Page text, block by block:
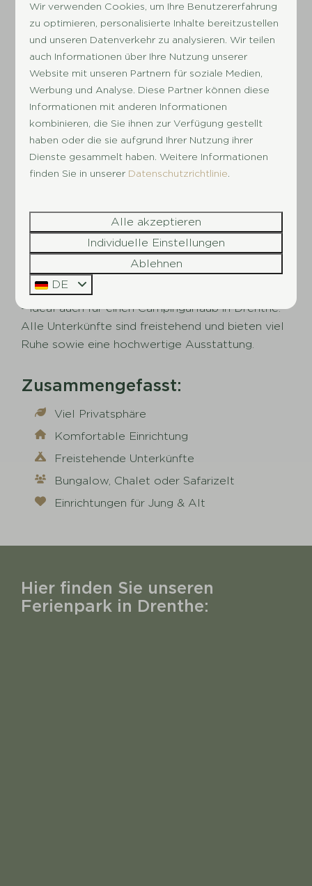
Ansehen
Mehr Ergebnisse (4)
Für jeden Urlauber die
Wenn Sie in den Urlaub fahren, möchten Sie einen
unbeschwerten Aufenthalt in einem schönen
Ferienhausin Drenthe genießen. In unserem
Ferienpark in den Niederlanden finden Sie
gemütliche Chalets oder komfortable Safarizelte
– ideal auch für einen Campingurlaub in Drenthe.
Alle Unterkünfte sind freistehend und bieten viel
Ruhe sowie eine hochwertige Ausstattung.
Zusammengefasst:
Viel Privatsphäre
Komfortable Einrichtung
Freistehende Unterkünfte
Bungalow, Chalet oder Safarizelt
Einrichtungen für Jung & Alt
Hier finden Sie unseren
Ferienpark in Drenthe:
Wir verwenden Cookies, um Ihre Benutzererfahrung
zu optimieren, personalisierte Inhalte bereitzustellen
und unseren Datenverkehr zu analysieren. Wir teilen
auch Informationen über Ihre Nutzung unserer
Website mit unseren Partnern für soziale Medien,
Werbung und Analyse. Diese Partner können diese
Informationen mit anderen Informationen
kombinieren, die Sie ihnen zur Verfügung gestellt
haben oder die sie aufgrund Ihrer Nutzung ihrer
Dienste gesammelt haben. Weitere Informationen
finden Sie in unserer Datenschutzrichtlinie
Alle akzeptieren
Individuelle Einstellungen
Ablehnen
DE